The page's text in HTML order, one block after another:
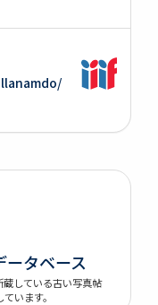
タベース
している古い写真帖
います。